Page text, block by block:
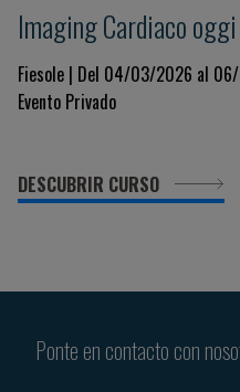
Imaging Cardiaco
Innovazione e
Sostenibile
Fiesole | Del 04/03/2026 al
Evento Privado
DESCUBRIR CURSO
Ponte en contacto con